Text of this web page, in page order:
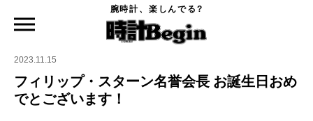
腕時計、楽しんでる?
フィリップ・スターン名誉会長 お誕生日おめでとございます！
2023.11.15
フィリップ・スターン名誉会長 お誕生日おめ
でとございます！